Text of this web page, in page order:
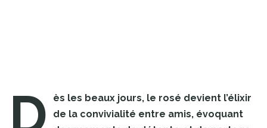
D
ès les beaux jours, le rosé devient l’élixir
de la convivialité entre amis, évoquant